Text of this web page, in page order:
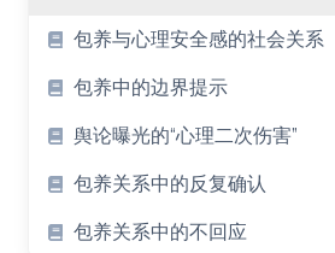
包养与心理安全感的社会关系
包养中的边界提示
舆论曝光的“心理二次伤害”
包养关系中的反复确认
包养关系中的不回应